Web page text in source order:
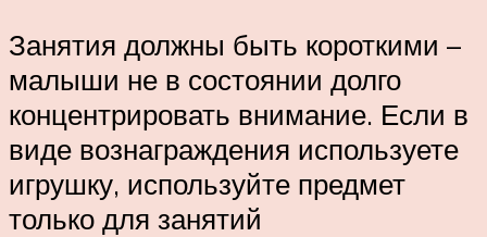
Занятия должны быть короткими –
малыши не в состоянии долго
концентрировать внимание. Если в
виде вознаграждения используете
игрушку, используйте предмет
только для занятий